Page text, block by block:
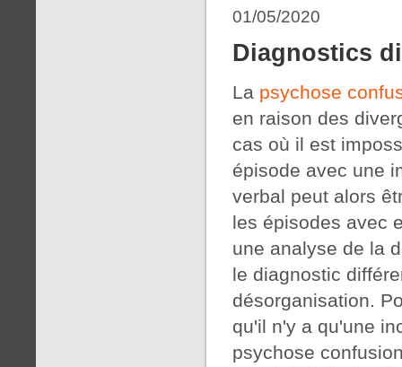
01/05/2020
Diagnostics
La psychose
en raison des
cas où il est
épisode avec une
verbal peut alors
les épisodes avec
une analyse de la
le diagnostic
désorganisation.
qu'il n'y a qu'une
psychose